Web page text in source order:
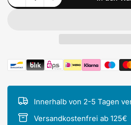
Zahlungsmethoden
Innerhalb von 2-5 Tagen
Versandkostenfrei ab 125€